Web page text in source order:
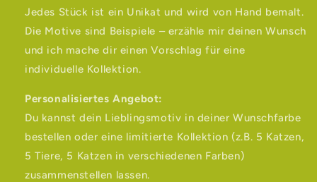
Jedes Stück ist ein Unikat und wird von Hand bemalt.
Die Motive sind Beispiele – erzähle mir deinen Wunsch
und ich mache dir einen Vorschlag für eine
individuelle Kollektion.
Personalisiertes Angebot:
Du kannst dein Lieblingsmotiv in deiner Wunschfarbe
bestellen oder eine limitierte Kollektion (z.B. 5 Katzen,
5 Tiere, 5 Katzen in verschiedenen Farben)
zusammenstellen lassen.